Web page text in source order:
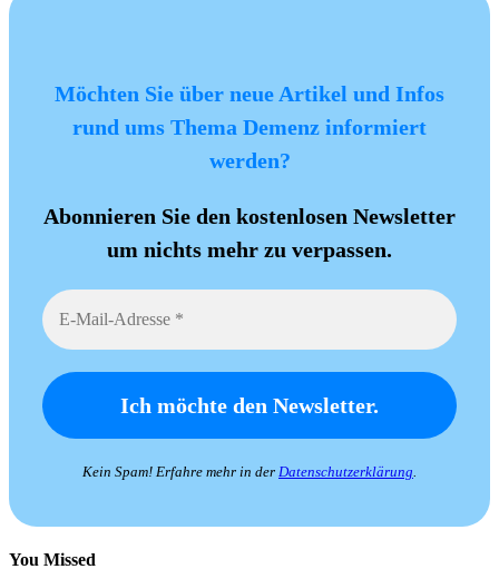
Möchten Sie über neue Artikel und Infos
rund ums Thema Demenz informiert
werden?
Abonnieren Sie den kostenlosen Newsletter
um nichts mehr zu verpassen.
Kein Spam! Erfahre mehr in der Datenschutzerklärung.
You Missed